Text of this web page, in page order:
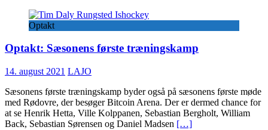
Optakt
Optakt: Sæsonens første træningskamp
14. august 2021 LAJO
Sæsonens første træningskamp byder også på sæsonens første møde
med Rødovre, der besøger Bitcoin Arena. Der er dermed chance for
at se Henrik Hetta, Ville Kolppanen, Sebastian Bergholt, William
Back, Sebastian Sørensen og Daniel Madsen […]